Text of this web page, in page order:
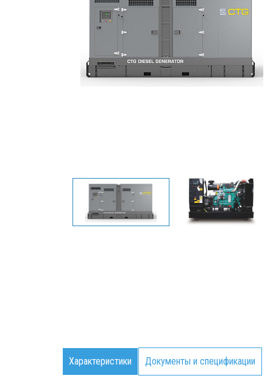
Характеристики Документы и спецификации